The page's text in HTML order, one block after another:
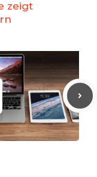
zeigt